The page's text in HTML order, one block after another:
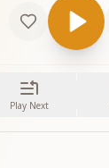
Play Next